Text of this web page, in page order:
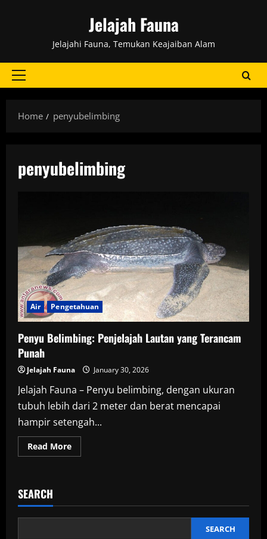
Jelajah Fauna
Jelajahi Fauna, Temukan Keajaiban Alam
Primary
Home
penyubelimbing
penyubelimbing
Air Pengetahuan
Penyu Belimbing: Penjelajah Lautan yang Terancam
Punah
Jelajah Fauna January 30, 2026
Jelajah Fauna – Penyu belimbing, dengan ukuran
tubuh lebih dari 2 meter dan berat mencapai
hampir setengah...
Read MoreRead
more
yang
Punah
SEARCH
SEARCH